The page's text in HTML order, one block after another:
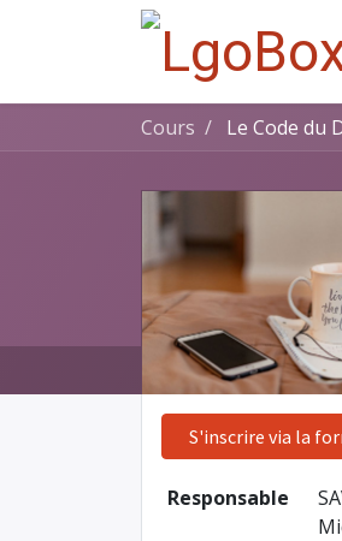
Cours Le Code du
S'inscrire via la
Responsable